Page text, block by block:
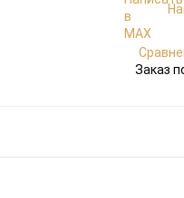
Заказ